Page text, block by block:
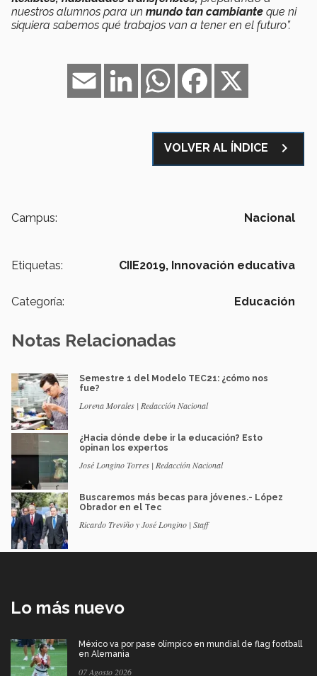
nuestros alumnos para un mundo tan cambiante que ni
siquiera sabemos qué trabajos van a tener en el futuro”.
Facebook
WhatsApp
LinkedIn
Email
VOLVER AL ÍNDICE navigate_next
Campus: Nacional
Etiquetas: CIIE2019, Innovación educativa
Categoría: Educación
Notas Relacionadas
Semestre 1 del Modelo TEC21: ¿cómo nos
fue?
Lorena Morales | Redacción Nacional
¿Hacia dónde debe ir la educación? Esto
opinan los expertos
José Longino Torres | Redacción Nacional
Buscaremos más becas para jóvenes.- López
Obrador en el Tec
Ricardo Treviño y José Longino | Staff
Lo más nuevo
México va por pase olímpico en mundial de flag football
en Alemania
07 Agosto 2026